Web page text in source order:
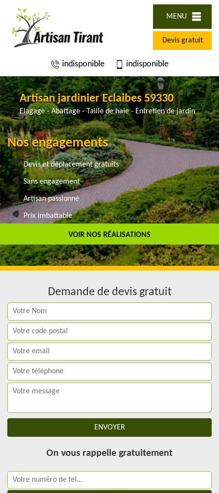
MENU
Devis gratuit
indisponible indisponible
Artisan jardinier Eclaibes 59330
Elagage - Abattage - Taille de haie - Entretien de jardin
VOIR NOS RÉALISATIONS
Nos engagements
Devis et déplacement gratuits
Sans engagement
Artisan passionné
Prix imbattable
Travail de qualité
Demande de devis gratuit
On vous rappelle gratuitement